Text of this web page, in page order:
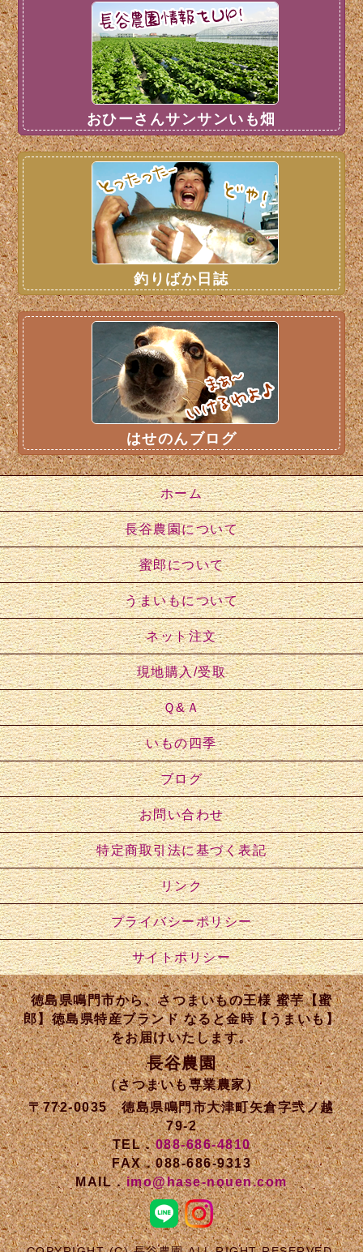
おひーさんサンサンいも畑
釣りばか日誌
はせのんブログ
ホーム
長谷農園について
蜜郎について
うまいもについて
ネット注文
現地購入/受取
Ｑ&Ａ
いもの四季
ブログ
お問い合わせ
特定商取引法に基づく表記
リンク
プライバシーポリシー
サイトポリシー
徳島県鳴門市から、さつまいもの王様 蜜芋【蜜
郎】徳島県特産ブランド なると金時【うまいも】
をお届けいたします。
長谷農園
（さつまいも専業農家）
〒772-0035 徳島県鳴門市大津町矢倉字弐ノ越
79-2
TEL．088-686-4810
FAX．088-686-9313
MAIL．imo@hase-nouen.com